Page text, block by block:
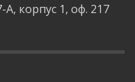
А, корпус 1, оф. 217